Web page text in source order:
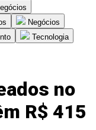
Negócios
Tecnologia
no
R$ 415